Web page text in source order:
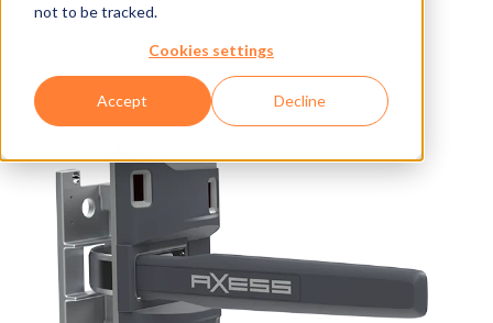
not to be tracked.
Cookies settings
Accept Decline